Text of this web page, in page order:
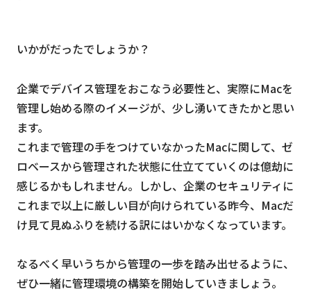
いかがだったでしょうか？
企業でデバイス管理をおこなう必要性と、実際にMacを
管理し始める際のイメージが、少し湧いてきたかと思い
ます。
これまで管理の手をつけていなかったMacに関して、ゼ
ロベースから管理された状態に仕立てていくのは億劫に
感じるかもしれません。しかし、企業のセキュリティに
これまで以上に厳しい目が向けられている昨今、Macだ
け見て見ぬふりを続ける訳にはいかなくなっています。
なるべく早いうちから管理の一歩を踏み出せるように、
ぜひ一緒に管理環境の構築を開始していきましょう。